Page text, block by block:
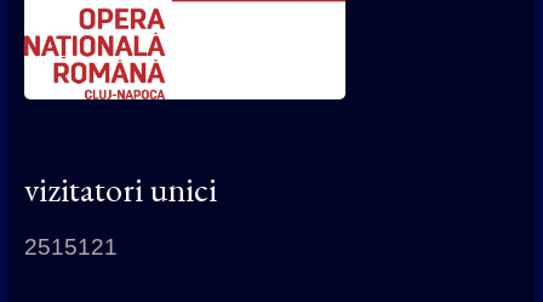
vizitatori unici
2515121